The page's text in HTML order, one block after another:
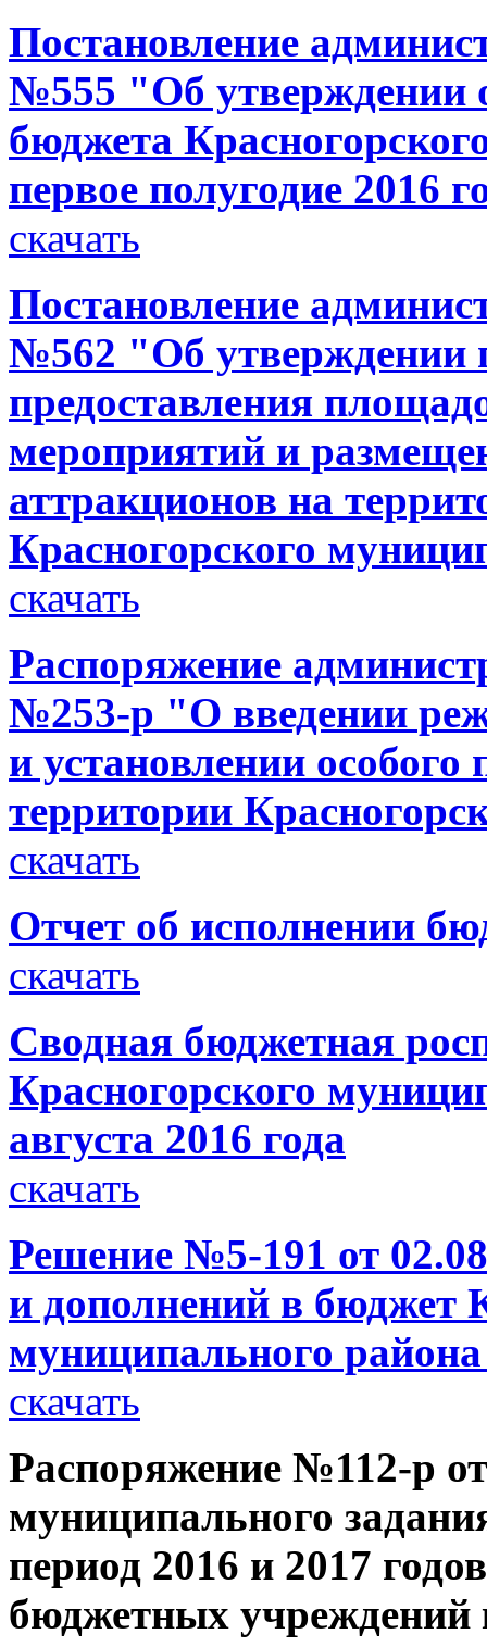
Постановление
№555 "Об утверждении
бюджета
первое полугодие 2016
скачать
Постановление
№562 "Об утверждении
предоставления
мероприятий и
аттракционов на
Красногорского
скачать
Распоряжение
№253-р "О введении
и установлении
территории
скачать
Отчет об исполнении
скачать
Сводная бюджетная
Красногорского
августа 2016 года
скачать
Решение №5-191 от
и дополнений в бюджет
муниципального района
скачать
Распоряжение №112-р
муниципального
период 2016 и 2017
бюджетных учреждений